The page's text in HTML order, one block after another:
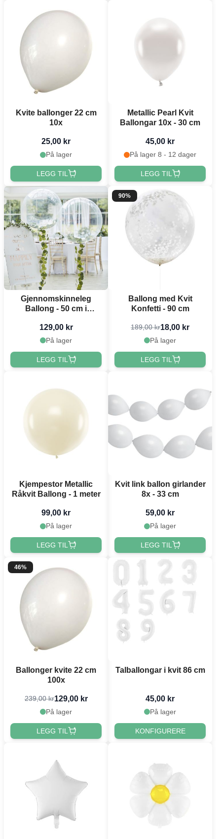
Kvite ballonger 22 cm
10x
25,00 kr
På lager
LEGG TIL
Metallic Pearl Kvit
Ballongar 10x - 30 cm
45,00 kr
På lager 8 - 12 dager
LEGG TIL
Gjennomskinneleg
Ballong - 50 cm i
129,00 kr
På lager
LEGG TIL
90%
Ballong med Kvit
Konfetti - 90 cm
189,00 kr18,00 kr
På lager
LEGG TIL
Kjempestor Metallic
Råkvit Ballong - 1 meter
99,00 kr
På lager
LEGG TIL
Kvit link ballon girlander
8x - 33 cm
59,00 kr
På lager
LEGG TIL
46%
Ballonger kvite 22 cm
100x
239,00 kr129,00 kr
På lager
LEGG TIL
Talballongar i kvit 86 cm
45,00 kr
På lager
KONFIGURERE